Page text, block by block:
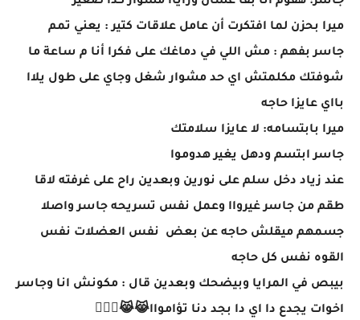
ميرا بحزن لما افتكرت أن عامل علاقات كتير : يعني تمم
جاسر بفهم : مش اللي في دماغك على فكرا أنا م ساعة ما
شوفتك مكلمتش اي حد مشوار شغل وجاي على طول يلاا
بااي عايزا حاجه
ميرا بابتسامه: لا عايزا سلامتك
جاسر ابتسم ودهل يغير هدوموا
عند زياد دخل سلم على نورين وبعدين راح على غرفته لاقا
طقم من جاسر غيرواا وعمل نفس تسريحه جاسر واصلا
جسمهم ميقلش حاجه عن بعض نفس العضلات نفس
القوه نفس كل حاجه
بيبص في المرايا وبيضحك وبعدين قال : مكونش انا وجاسر
اخوات يجدع دا اي دا بجد دنا تؤامواا😹😹🤦🏻‍♀️